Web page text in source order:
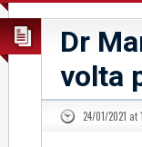
Dr
volta
24/01/2021 at